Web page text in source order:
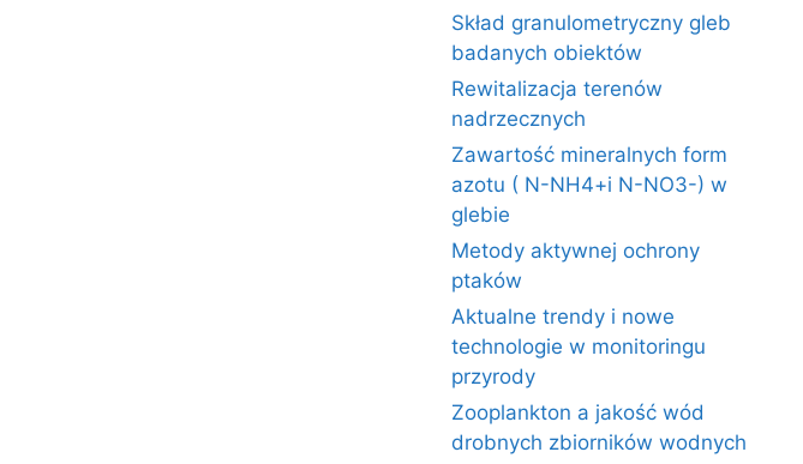
Skład granulometryczny gleb
badanych obiektów
Rewitalizacja terenów
nadrzecznych
Zawartość mineralnych form
azotu ( N-NH4+i N-NO3-) w
glebie
Metody aktywnej ochrony
ptaków
Aktualne trendy i nowe
technologie w monitoringu
przyrody
Zooplankton a jakość wód
drobnych zbiorników wodnych